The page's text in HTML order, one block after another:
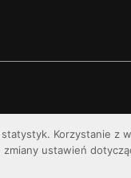
Kielcach
Korzystanie z
ustawień